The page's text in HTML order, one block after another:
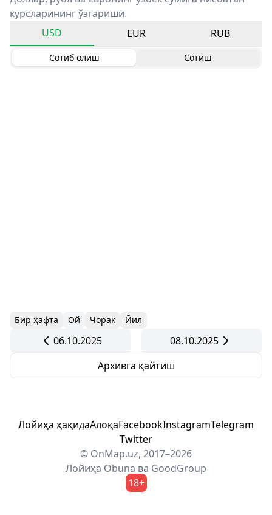
курсларининг ўзгариши.
USD
EUR RUB
Сотиб олиш Сотиш
Бир ҳафта Ой Чорак Йил
06.10.2025
08.10.2025
Архивга қайтиш
Лойиҳа ҳақидаАлоқаFacebookInstagramTelegram
Twitter
© OnMap.uz, 2017–2026
Лойиҳа Obuna ва GoodGroup
18+